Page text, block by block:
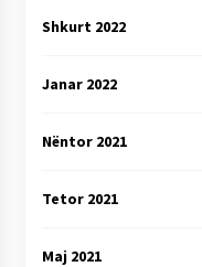
Shkurt 2022
Janar 2022
Nëntor 2021
Tetor 2021
Maj 2021